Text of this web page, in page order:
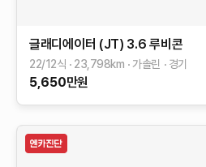
글래디에이터 (JT) 3.6 루비콘
22/12식 23,798km 가솔린 경기
5,650만원